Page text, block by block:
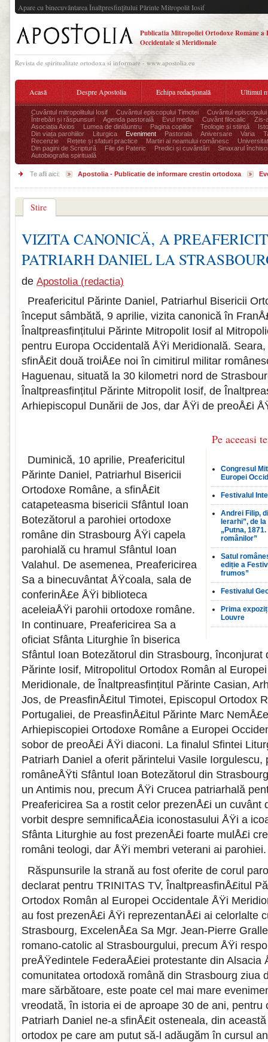
Apare cu binecuvântarea Înaltpresfinţitului Părinte Mitropolit Iosif
Publicatia Mitropoliei Ortodoxe Române a
Occidentale si Meridionale
Revista de spiritualitate ortodoxa si informare - www.apostolia.eu
Acasă Despre Apostolia Echipa redacțională Ultimul
Cuvântul mitropolitului Iosif Cuvântul episcopului Timotei
Cuvântul episcopului
Întrebări și răspunsuri
Agenda pastorală Evul media Cuvânt filocalic
Zis-
Asociația Axios
Lumea de dinlăuntru Pagina copiilor Teologie și stiință
Din viața parohiilor
Liturgica Eveniment Pastorala Aniversare Varia
Recenzie
Rețete și sfaturi practice Martiri ai neamului românesc
Din pagini de Scriptură
File de Pateric Predici și cuvântări
Sinaxarul
Autobiografia spirituală
Te afli aici: Apostolia - Publicatie de informare crestin ortodoxa
Stire
VIZITA CANONICÄ‚ A
PATRIARH DANIEL LA
de Apostolia (redactia)
Preafericitul Părinte Daniel, Patriarhul Bisericii
început sâmbătă, 9 aprilie, vizita canonică în
Înaltpreasfințitului Părinte Mitropolit Iosif al
pentru Europa Occidentală ÅŸi Meridională.
sfinÅ£it două troiÅ£e noi în cimitirul militar
Haguenau, situată la 30 kilometri nord de
Înaltpreasfințitul Părinte Mitropolit Iosif, de
Arhiepiscopul Dunării de Jos, dar ÅŸi de preoÅ£i
Pe aceeasi
Congresul
Europei
Festivalul
Andrei Filip,
Ierarhi”, de
„Putna,
românilor”
Satul
ediție a
frumos”
Festivalul
Prima
Louvre
Duminică, 10 aprilie, Preafericitul
Părinte Daniel, Patriarhul Bisericii
Ortodoxe Române, a sfinÅ£it
catapeteasma bisericii Sfântul Ioan
Botezătorul a parohiei ortodoxe
române din Strasbourg ÅŸi capela
parohială cu hramul Sfântul Ioan
Valahul. De asemenea, Preafericirea
Sa a binecuvântat ÅŸcoala, sala de
conferinÅ£e ÅŸi biblioteca
aceleiaÅŸi parohii ortodoxe româ­ne.
In continuare, Preafericirea Sa a
oficiat Sfânta Liturghie în biserica
Sfântul Ioan Botezătorul din Strasbourg, înconjurat
Părinte Iosif, Mitropolitul Ortodox Român al
Meridionale, de Înaltpreasfințitul Părinte Casian,
Jos, de PreasfinÅ£itul Timotei, Episcopul Ortodox
Portugaliei, de PreasfinÅ£itul Părinte Marc
Arhiepiscopiei Ortodoxe Române a Europei
sobor de preoÅ£i ÅŸi diaconi. La fi­nalul Sfintei
Patriarh Daniel a oferit părintelui Vasile Iorgulescu,
româneÅŸti Sfântul Ioan Botezătorul din
un Antimis nou, precum ÅŸi Crucea patriarhală
Preafericirea Sa a rostit celor prezenÅ£i un cuvânt
vorbit despre semnificaÅ£ia iconostasului ÅŸi a
Sfânta Liturghie au fost pre­zenÅ£i foarte mulÅ£i
români teologi, dar ÅŸi membri veterani ai parohiei.
Răspunsurile la strană au fost oferite de corul
declarat pentru TRINITAS TV, ÎnaltpreasfinÅ£itul
Ortodox Român al Europei Occidentale ÅŸi
au fost prezenÅ£i ÅŸi reprezentanÅ£i ai celor­lalte
Strasbourg, ExcelenÅ£a Sa Mgr. Jean-Pierre
romano-catolic al Strasbourgului, precum ÅŸi
preÅŸedintele FederaÅ£iei protestante din Alsacia
comunitatea ortodoxă română din Strasbourg ziua
mare sărbătoare, este poate cel mai mare
vreodată, în istoria ei de aproape 30 de ani, pentru
Patriarh Daniel ne-a sfinÅ£it osteneala, din
ortodox pe care am putut să-l adăugăm în cursul